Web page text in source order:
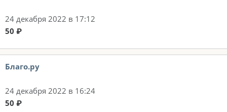
24 декабря 2022 в 17:12
50 ₽
Благо.ру
24 декабря 2022 в 16:24
50 ₽